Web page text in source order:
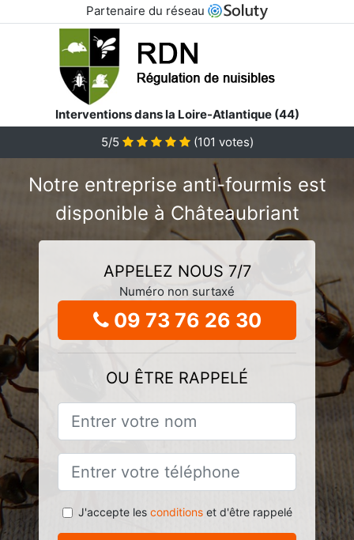
Partenaire du réseau
Interventions dans la Loire-Atlantique (44)
5/5
(101 votes)
Notre entreprise anti-fourmis est
disponible à Châteaubriant
APPELEZ NOUS 7/7
Numéro non surtaxé
09 73 76 26 30
OU ÊTRE RAPPELÉ
J'accepte les conditionset d'être rappelé